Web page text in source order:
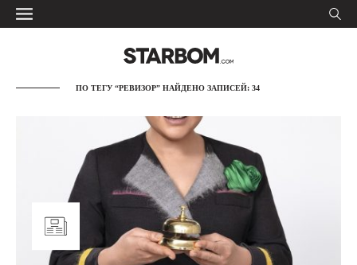
ПО ТЕГУ “РЕВИЗОР” НАЙДЕНО ЗАПИСЕЙ: 34